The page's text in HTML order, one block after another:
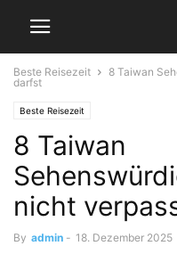
Beste Reisezeit
8 Taiwan
darfst
Beste Reisezeit
8 Taiwan
nicht
By admin - 18. Dezember 2025